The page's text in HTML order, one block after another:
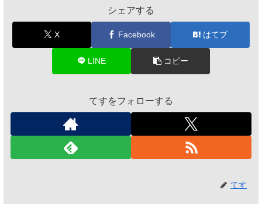
シェアする
X Facebook はてブ
LINE コピー
てすをフォローする
てす